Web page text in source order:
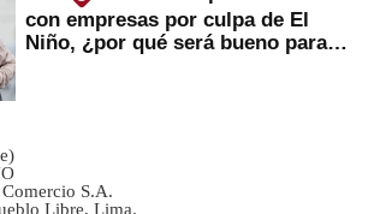
con empresas por culpa de El
Niño, ¿por qué será bueno para
S.A.
Libre, Lima.